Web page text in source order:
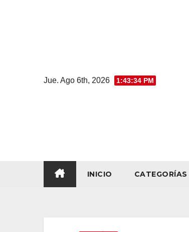
Jue. Ago 6th, 2026 1:43:35 PM
INICIO CATEGORÍAS